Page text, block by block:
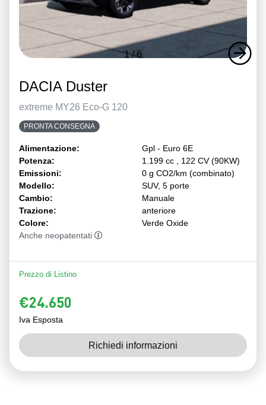
1/6
DACIA Duster
extreme MY26 Eco-G 120
PRONTA CONSEGNA
Alimentazione:
Gpl - Euro 6E
Potenza:
1.199 cc , 122 CV (90KW)
Emissioni:
0 g CO2/km (combinato)
Modello:
SUV, 5 porte
Cambio:
Manuale
Trazione:
anteriore
Colore:
Verde Oxide
Anche neopatentati
Prezzo di Listino
€24.650
Iva Esposta
Richiedi informazioni